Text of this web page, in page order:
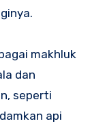
makhluk
dan
seperti
api